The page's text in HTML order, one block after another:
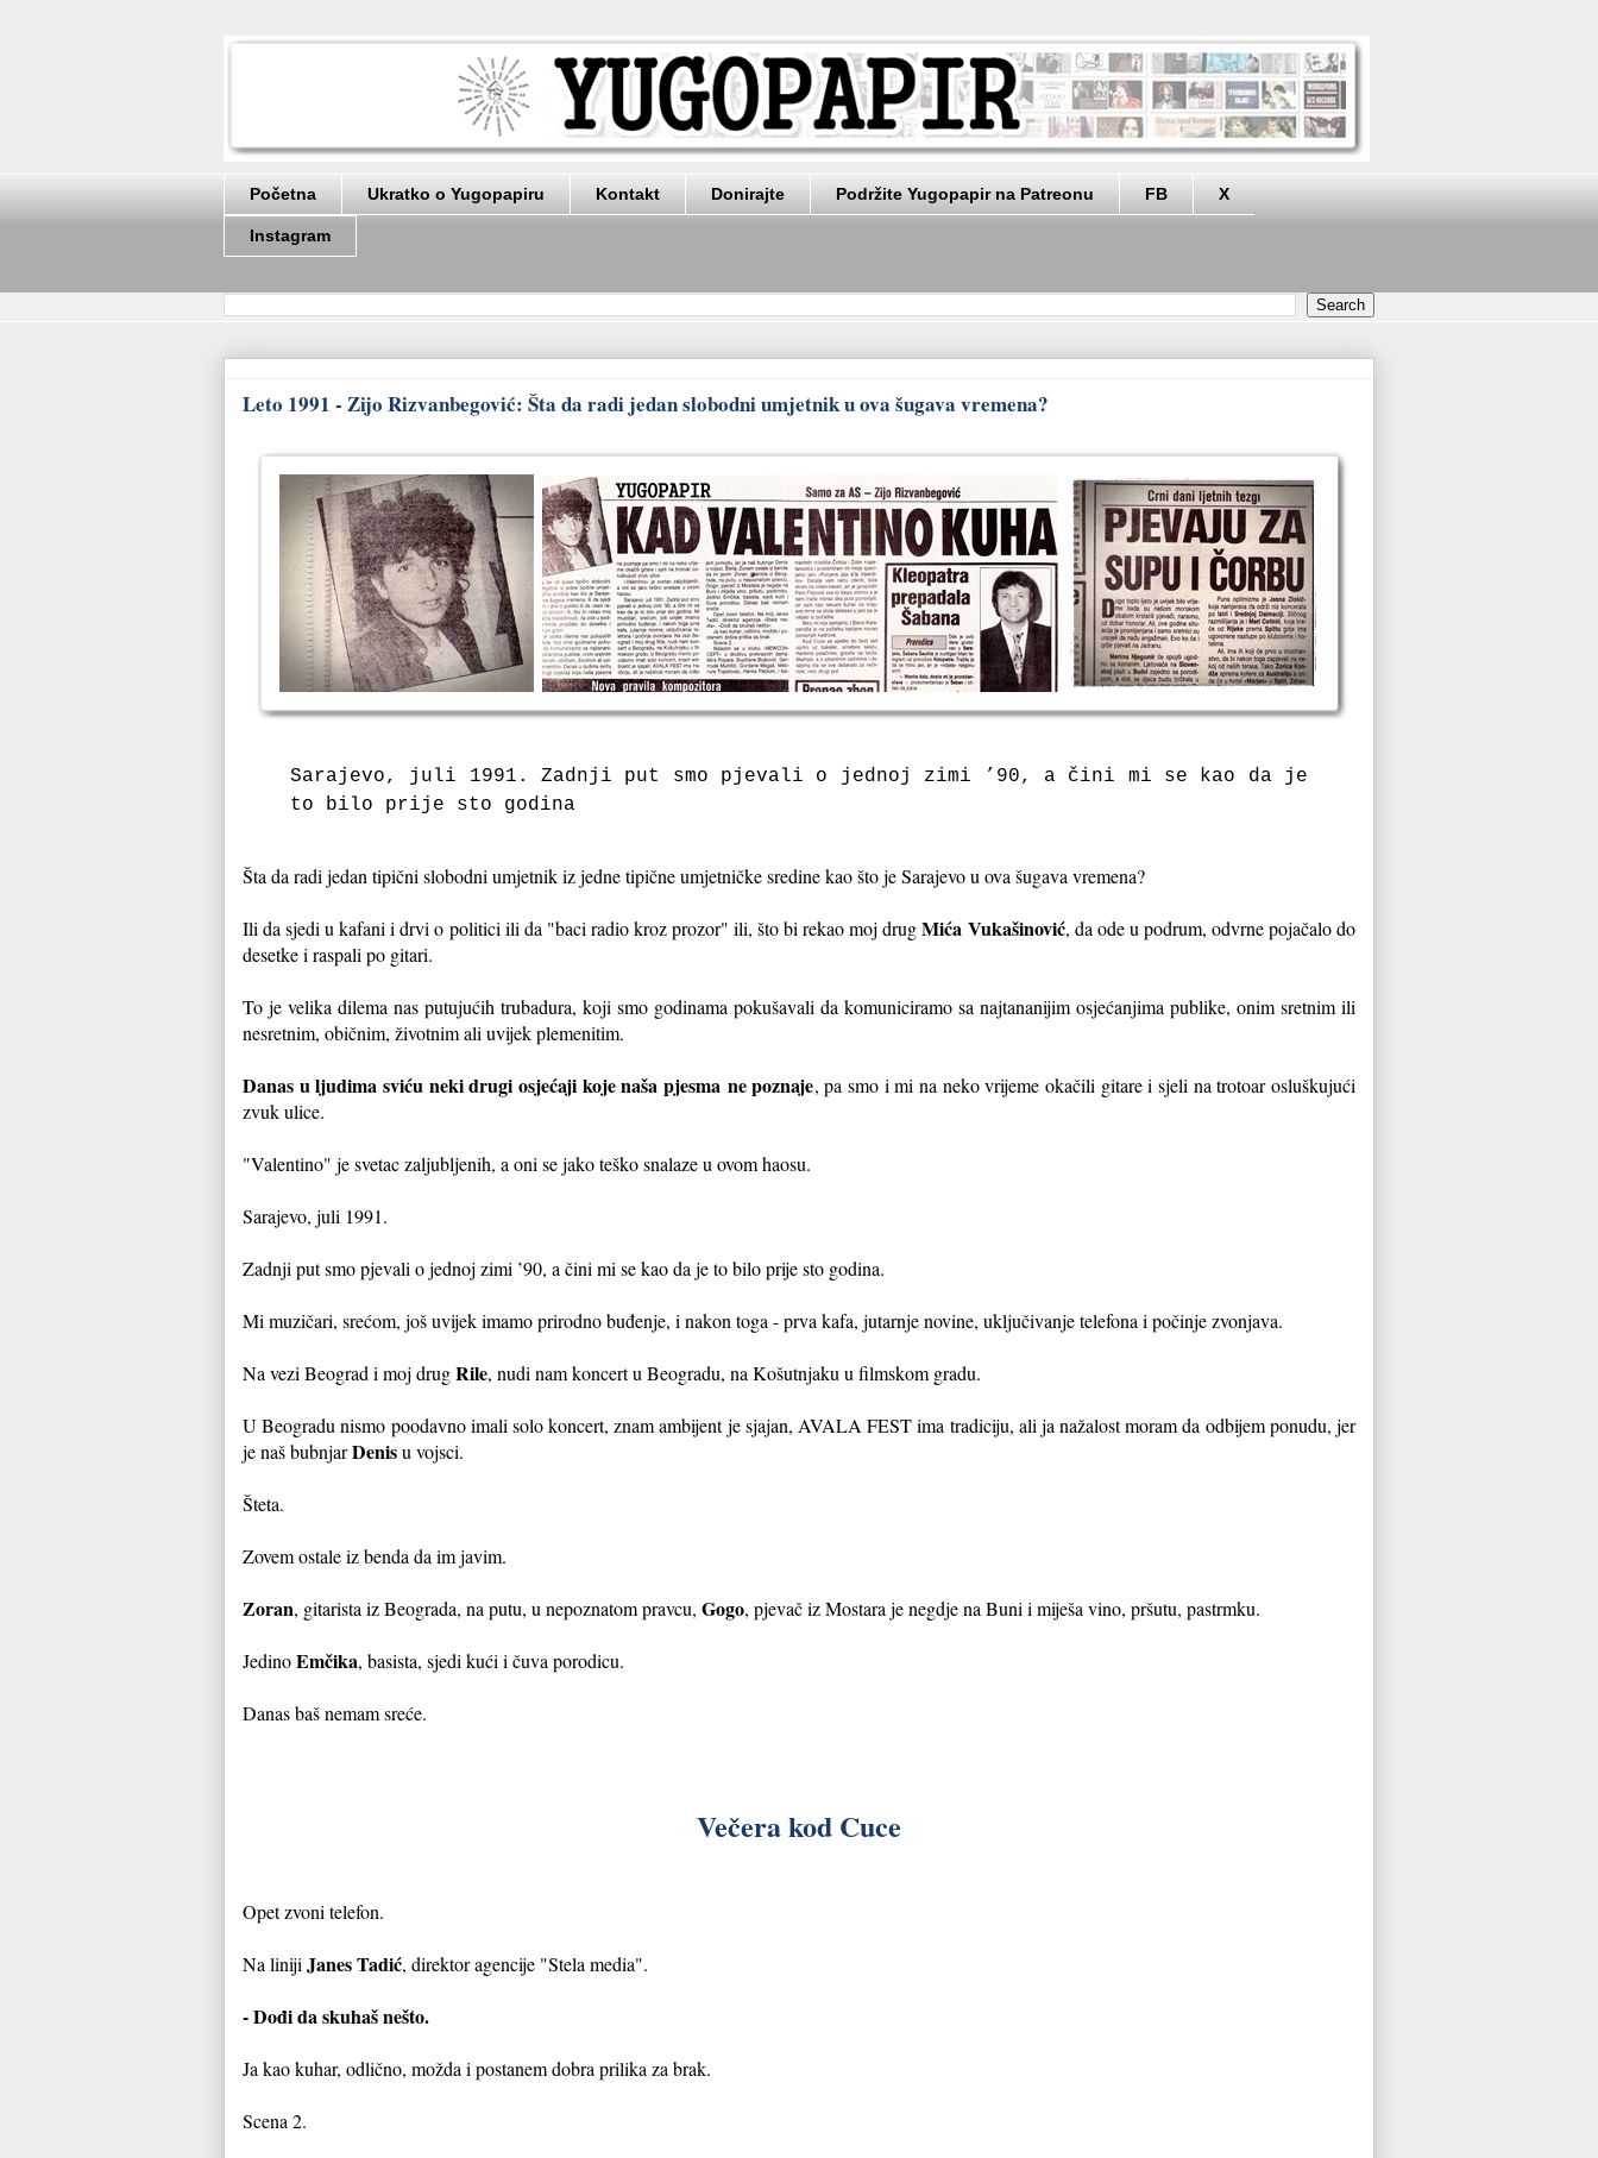
Početna Ukratko o Yugopapiru Kontakt Donirajte Podržite Yugopapir na Patreonu FB X
Instagram
Leto 1991 - Zijo Rizvanbegović: Šta da radi jedan slobodni umjetnik u ova šugava vremena?
Sarajevo, juli 1991.Zadnji put smo pjevali o jednoj zimi ’90, a čini mi se kao da je
to bilo prije sto godina
Šta da radi jedan tipični slobodni umjetnik iz jedne tipične umjetničke sredine kao što je Sarajevo u ova šugava vremena?
Ili da sjedi u kafani i drvi o politici ili da "baci radio kroz prozor" ili, što bi rekao moj drugMića Vukašinović, da ode u podrum, odvrne pojačalo do
desetke i raspali po gitari.
To je velika dilema nas putujućih trubadura, koji smo godinama pokušavali da komuniciramo sa najtananijim osjećanjima publike, onim sretnim ili
nesretnim, običnim, životnim ali uvijek plemenitim.
Danas u ljudima sviću neki drugi osjećaji koje naša pjesma ne poznaje, pa smo i mi na neko vrijeme okačili gitare i sjeli na trotoar osluškujući
zvuk ulice.
"Valentino" je svetac zaljubljenih, a oni se jako teško snalaze u ovom haosu.
Sarajevo, juli 1991.
Zadnji put smo pjevali o jednoj zimi ’90, a čini mi se kao da je to bilo prije sto godina.
Mi muzičari, srećom, još uvijek imamo prirodno buđenje, i nakon toga - prva kafa, jutarnje novine, uključivanje telefona i počinje zvonjava.
Na vezi Beograd i moj drugRile, nudi nam koncert u Beogradu, na Košutnjaku u filmskom gradu.
U Beogradu nismo poodavno imali solo koncert, znam ambijent je sjajan, AVALA FEST ima tradiciju, ali ja nažalost moram da odbijem ponudu, jer
je naš bubnjarDenisu vojsci.
Šteta.
Zovem ostale iz benda da im javim.
Zoran, gitarista iz Beograda, na putu, u nepoznatom pravcu, Gogo, pjevač iz Mostara je negdje na Buni i miješa vino, pršutu, pastrmku.
JedinoEmčika, basista, sjedi kući i čuva porodicu.
Danas baš nemam sreće.
Večera kod Cuce
Opet zvoni telefon.
Na liniji Janes Tadić, direktor agencije "Stela media".
- Dođi da skuhaš nešto.
Ja kao kuhar, odlično, možda i postanem dobra prilika za brak.
Scena 2.